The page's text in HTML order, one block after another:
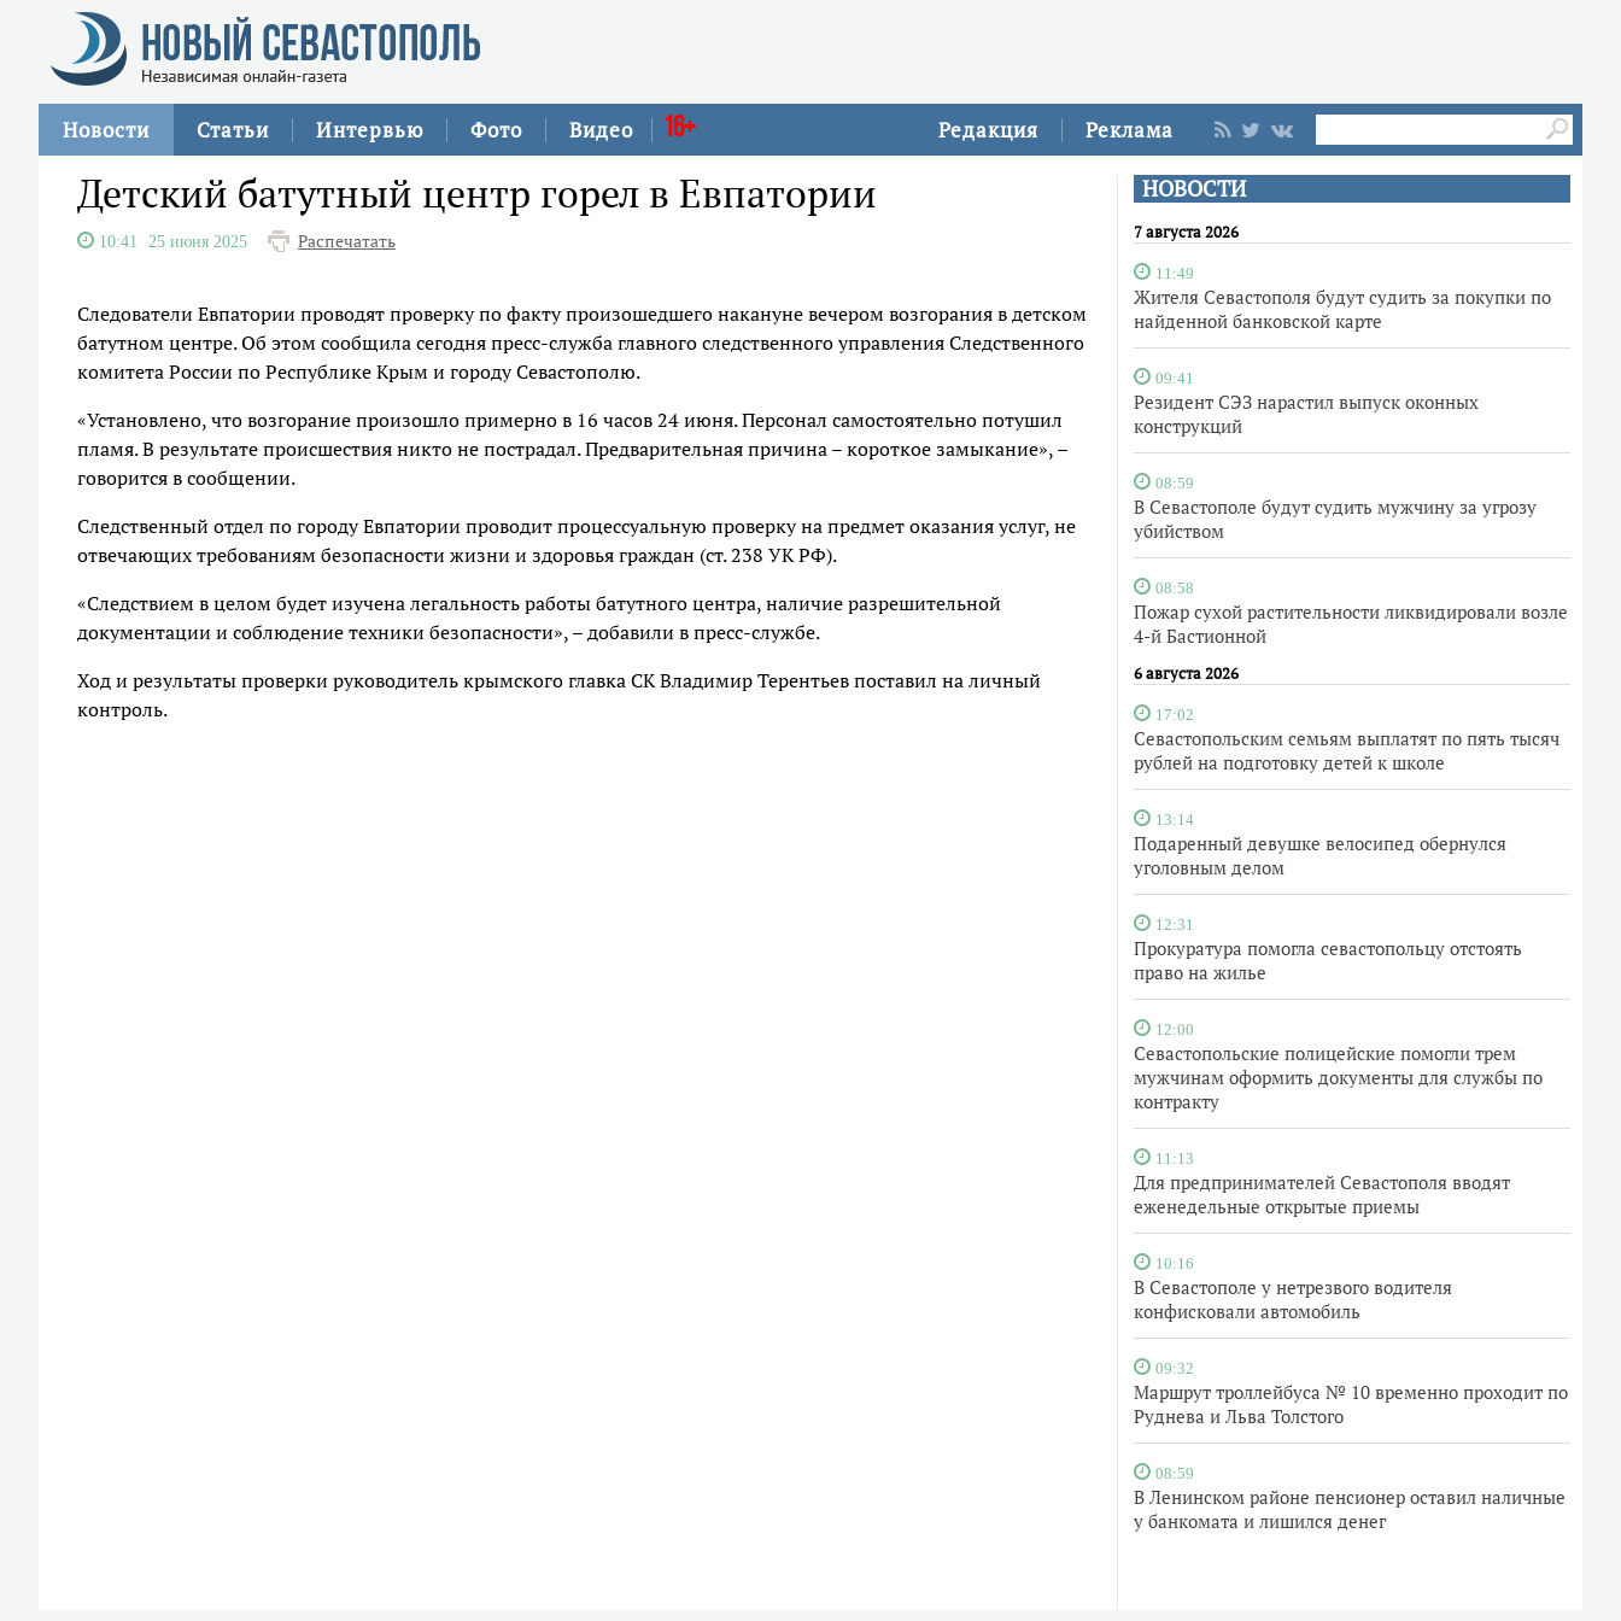
Редакция Реклама
Новости Статьи Интервью Фото Видео 16+
НОВОСТИ
7 августа 2026
11:49
Жителя Севастополя будут судить за покупки по
найденной банковской карте
09:41
Резидент СЭЗ нарастил выпуск оконных
конструкций
08:59
В Севастополе будут судить мужчину за угрозу
убийством
08:58
Пожар сухой растительности ликвидировали возле
4-й Бастионной
6 августа 2026
17:02
Севастопольским семьям выплатят по пять тысяч
рублей на подготовку детей к школе
13:14
Подаренный девушке велосипед обернулся
уголовным делом
12:31
Прокуратура помогла севастопольцу отстоять
право на жилье
12:00
Севастопольские полицейские помогли трем
мужчинам оформить документы для службы по
контракту
11:13
Для предпринимателей Севастополя вводят
еженедельные открытые приемы
10:16
В Севастополе у нетрезвого водителя
конфисковали автомобиль
09:32
Маршрут троллейбуса № 10 временно проходит по
Руднева и Льва Толстого
08:59
В Ленинском районе пенсионер оставил наличные
у банкомата и лишился денег
Детский батутный центр горел в Евпатории
10:41 25 июня 2025 Распечатать
Следователи Евпатории проводят проверку по факту произошедшего накануне вечером возгорания в детском
батутном центре. Об этом сообщила сегодня пресс-служба главного следственного управления Следственного
комитета России по Республике Крым и городу Севастополю.
«Установлено, что возгорание произошло примерно в 16 часов 24 июня. Персонал самостоятельно потушил
пламя. В результате происшествия никто не пострадал. Предварительная причина – короткое замыкание», –
говорится в сообщении.
Следственный отдел по городу Евпатории проводит процессуальную проверку на предмет оказания услуг, не
отвечающих требованиям безопасности жизни и здоровья граждан (ст. 238 УК РФ).
«Следствием в целом будет изучена легальность работы батутного центра, наличие разрешительной
документации и соблюдение техники безопасности», – добавили в пресс-службе.
Ход и результаты проверки руководитель крымского главка СК Владимир Терентьев поставил на личный
контроль.